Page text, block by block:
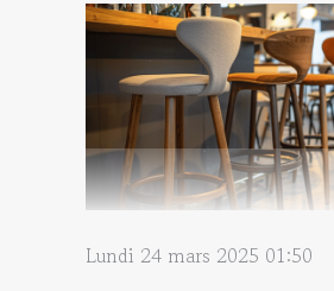
Lundi 24 mars 2025 01:50